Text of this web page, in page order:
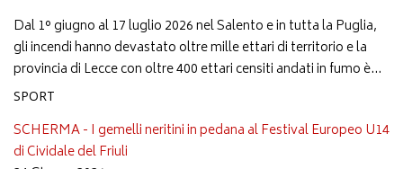
Dal 1° giugno al 17 luglio 2026 nel Salento e in tutta la Puglia,
gli incendi hanno devastato oltre mille ettari di territorio e la
provincia di Lecce con oltre 400 ettari censiti andati in fumo è...
SPORT
SCHERMA - I gemelli neritini in pedana al Festival Europeo U14
di Cividale del Friuli